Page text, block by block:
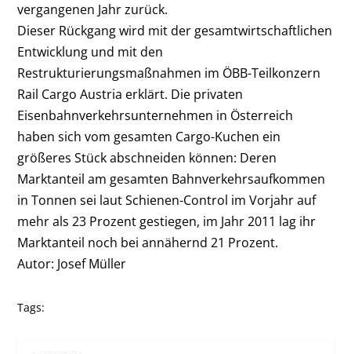
vergangenen Jahr zurück.
Dieser Rückgang wird mit der gesamtwirtschaftlichen
Entwicklung und mit den
Restrukturierungsmaßnahmen im ÖBB-Teilkonzern
Rail Cargo Austria erklärt. Die privaten
Eisenbahnverkehrsunternehmen in Österreich
haben sich vom gesamten Cargo-Kuchen ein
größeres Stück abschneiden können: Deren
Marktanteil am gesamten Bahnverkehrsaufkommen
in Tonnen sei laut Schienen-Control im Vorjahr auf
mehr als 23 Prozent gestiegen, im Jahr 2011 lag ihr
Marktanteil noch bei annähernd 21 Prozent.
Autor: Josef Müller
Tags: